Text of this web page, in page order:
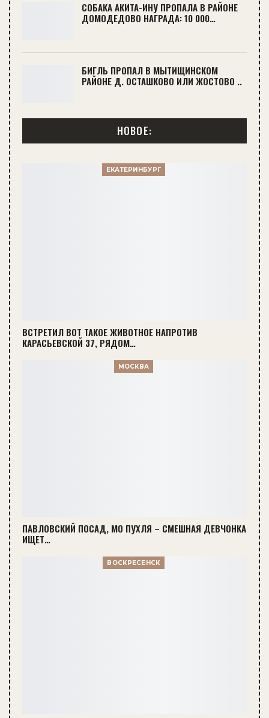
СОБАКА АКИТА-ИНУ ПРОПАЛА В РАЙОНЕ
ДОМОДЕДОВО НАГРАДА: 10 000…
БИГЛЬ ПРОПАЛ В МЫТИЩИНСКОМ
РАЙОНЕ Д. ОСТАШКОВО ИЛИ ЖОСТОВО ..
НОВОЕ:
ЕКАТЕРИНБУРГ
ВСТРЕТИЛ ВОТ ТАКОЕ ЖИВОТНОЕ НАПРОТИВ
КАРАСЬЕВСКОЙ 37, РЯДОМ…
МОСКВА
ПАВЛОВСКИЙ ПОСАД, МО ПУХЛЯ – СМЕШНАЯ ДЕВЧОНКА
ИЩЕТ…
ВОСКРЕСЕНСК